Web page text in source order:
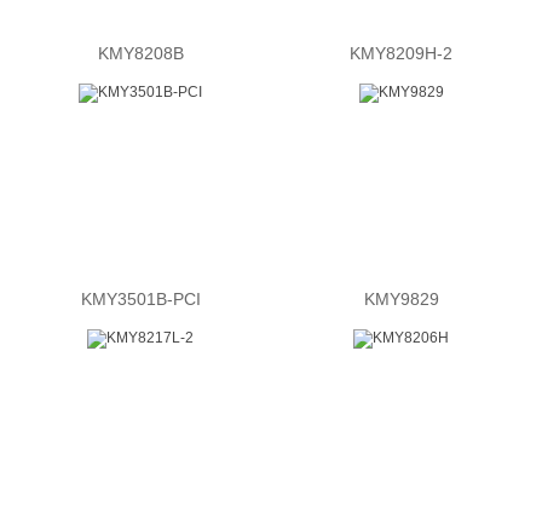
KMY8208B KMY8209H-2
KMY3501B-PCI KMY9829